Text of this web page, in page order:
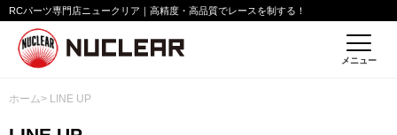
RCパーツ専門店ニュークリア｜高精度・高品質でレースを制する！
メニュー
ホーム> LINE UP